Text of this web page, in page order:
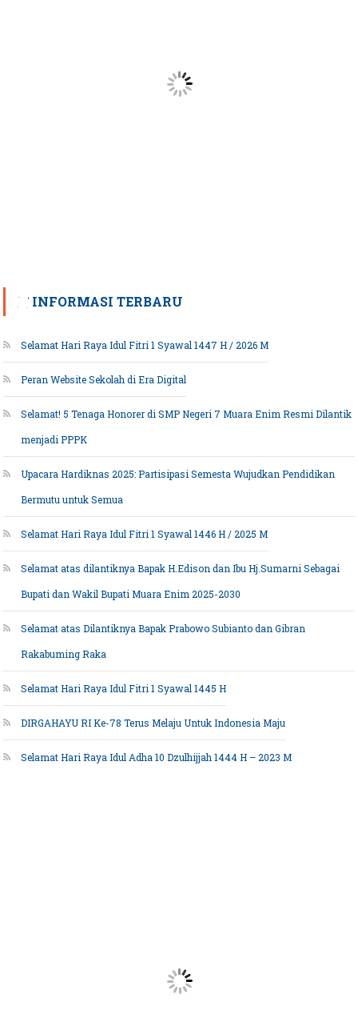
INFORMASI TERBARU
Selamat Hari Raya Idul Fitri 1 Syawal 1447 H / 2026 M
Peran Website Sekolah di Era Digital
Selamat! 5 Tenaga Honorer di SMP Negeri 7 Muara Enim Resmi Dilantik
menjadi PPPK
Upacara Hardiknas 2025: Partisipasi Semesta Wujudkan Pendidikan
Bermutu untuk Semua
Selamat Hari Raya Idul Fitri 1 Syawal 1446 H / 2025 M
Selamat atas dilantiknya Bapak H.Edison dan Ibu Hj.Sumarni Sebagai
Bupati dan Wakil Bupati Muara Enim 2025-2030
Selamat atas Dilantiknya Bapak Prabowo Subianto dan Gibran
Rakabuming Raka
Selamat Hari Raya Idul Fitri 1 Syawal 1445 H
DIRGAHAYU RI Ke-78 Terus Melaju Untuk Indonesia Maju
Selamat Hari Raya Idul Adha 10 Dzulhijjah 1444 H – 2023 M